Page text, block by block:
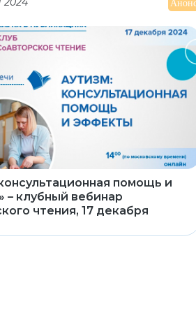
помощь и
– клубный вебинар
чтения, 17 декабря